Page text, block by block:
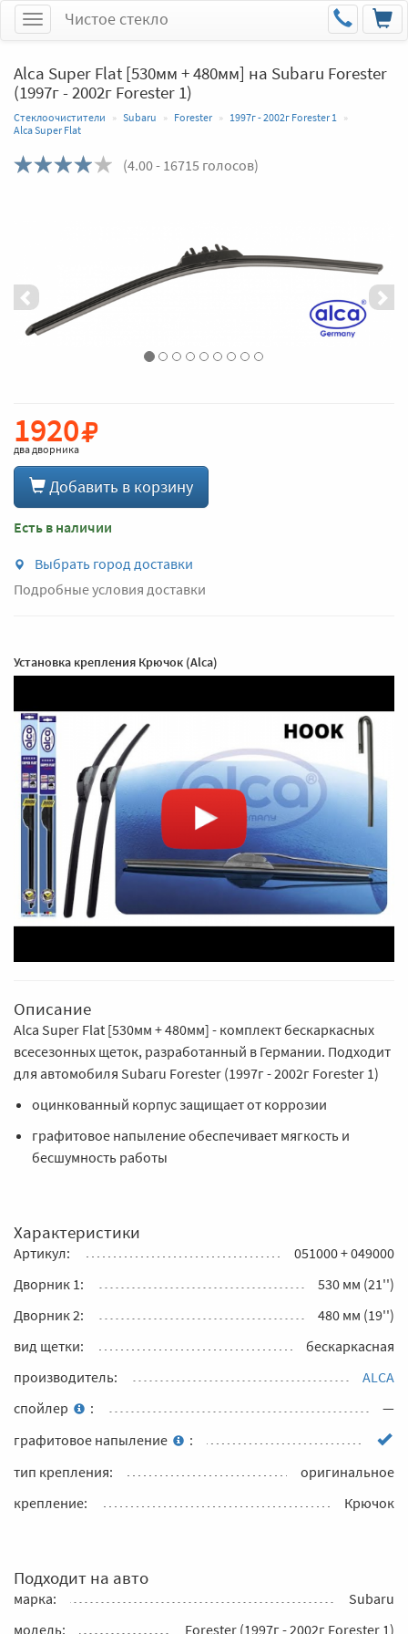
МенюЧистое стекло
Alca Super Flat [530мм + 480мм] на Subaru Forester
(1997г - 2002г Forester 1)
Стеклоочистители Subaru Forester
1997г - 2002г Forester 1
Alca Super Flat
(4.00- 16715 голосов)
1920
два дворника
Добавить в корзину
Есть в наличии
Выбрать город доставки
Подробные условия доставки
Установка крепления Крючок (Alca)
Описание
Alca Super Flat [530мм + 480мм] - комплект бескаркасных
всесезонных щеток, разработанный в Германии. Подходит
для автомобиля Subaru Forester (1997г - 2002г Forester 1)
оцинкованный корпус защищает от коррозии
графитовое напыление обеспечивает мягкость и
бесшумность работы
Характеристики
Артикул:
051000 + 049000
Дворник 1:
530 мм (21'')
Дворник 2:
480 мм (19'')
вид щетки:
бескаркасная
производитель:
ALCA
спойлер
:
—
графитовое напыление
:
тип крепления:
оригинальное
крепление:
Крючок
Подходит на авто
марка:
Subaru
модель:
Forester (1997г - 2002г Forester 1)